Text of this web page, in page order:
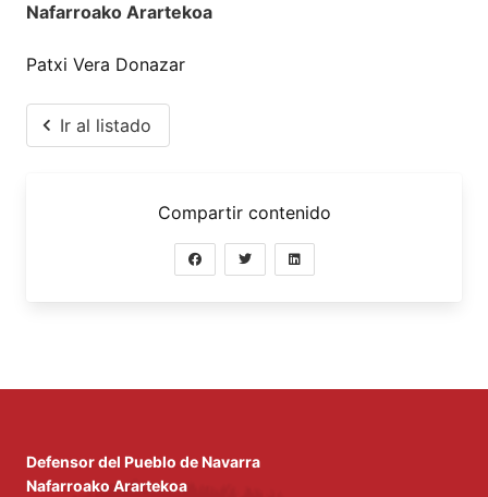
Nafarroako Arartekoa
Patxi Vera Donazar
Ir al listado
Compartir contenido
Defensor del Pueblo de Navarra
Nafarroako Arartekoa